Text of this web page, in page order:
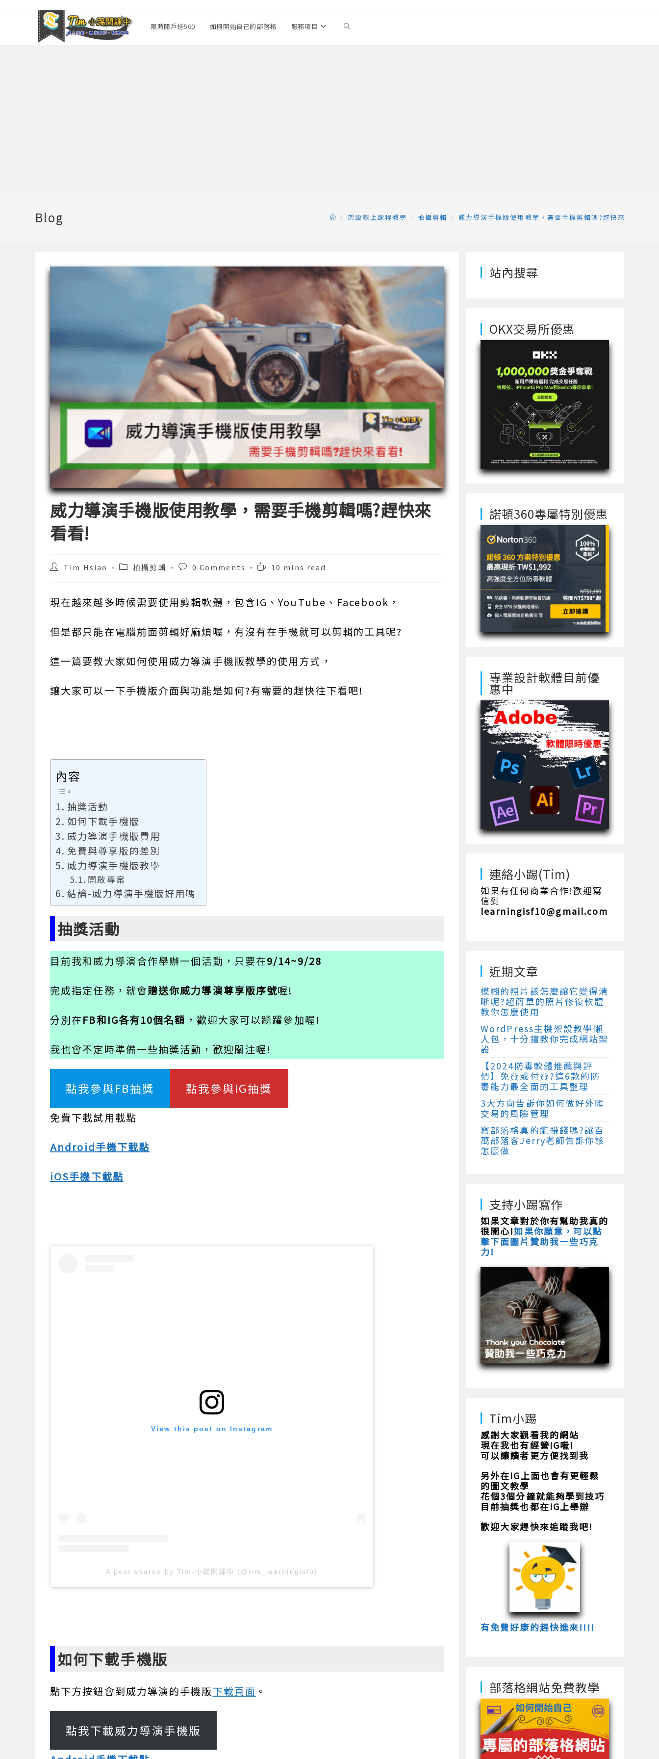
限時開戶送500 如何開始自己的部落格 服務項目 Toggle
Blog > 架設線上課程教學 > 拍攝剪輯 > 威力導演手機版使用教學，需要手機剪輯嗎?趕快來看看!
威力導演手機版使用教學，需要手機剪輯嗎?趕快來
看看!
PostTim Hsiao
Post拍攝剪輯
Post0 Comments
Reading
10 mins read
現在越來越多時候需要使用剪輯軟體，包含IG、YouTube、Facebook，
但是都只能在電腦前面剪輯好麻煩喔，有沒有在手機就可以剪輯的工具呢?
這一篇要教大家如何使用威力導演手機版教學的使用方式，
讓大家可以一下手機版介面與功能是如何?有需要的趕快往下看吧!
內容
抽獎活動
如何下載手機版
威力導演手機版費用
免費與尊享版的差別
威力導演手機版教學
開啟專案
結論-威力導演手機版好用嗎
抽獎活動
目前我和威力導演合作舉辦一個活動，只要在9/14~9/28
完成指定任務，就會贈送你威力導演尊享版序號喔!
分別在FB和IG各有10個名額 ，歡迎大家可以踴躍參加喔!
我也會不定時準備一些抽獎活動，歡迎關注喔!
點我參與FB抽獎 點我參與IG抽獎
免費下載試用載點
Android手機下載點
iOS手機下載點
View this post on Instagram
A post shared by Tim-小踢開課中 (@tim_learningisfu)
如何下載手機版
點下方按鈕會到威力導演的手機版下載頁面 。
點我下載威力導演手機版
站內搜尋
OKX交易所優惠
諾頓360專屬特別優惠
專業設計軟體目前優
惠中
連絡小踢(Tim)
如果有任何商業合作!歡迎寫
信到
learningisf10@gmail.com
近期文章
模糊的照片該怎麼讓它變得清
晰呢?超簡單的照片修復軟體
教你怎麼使用
WordPress主機架設教學懶
人包，十分鐘教你完成網站架
設
【2024防毒軟體推薦與評
價】免費或付費?這6款的防
毒能力最全面的工具整理
3大方向告訴你如何做好外匯
交易的風險管理
寫部落格真的能賺錢嗎?讓百
萬部落客Jerry老師告訴你該
怎麼做
支持小踢寫作
如果文章對於你有幫助我真的
很開心!如果你願意，可以點
擊下面圖片贊助我一些巧克
力!
Tim小踢
感謝大家觀看我的網站
現在我也有經營IG喔!
可以讓讀者更方便找到我
另外在IG上面也會有更輕鬆
的圖文教學
花個3個分鐘就能夠學到技巧
目前抽獎也都在IG上舉辦
歡迎大家趕快來追蹤我吧!
有免費好康的趕快進來!!!!
部落格網站免費教學